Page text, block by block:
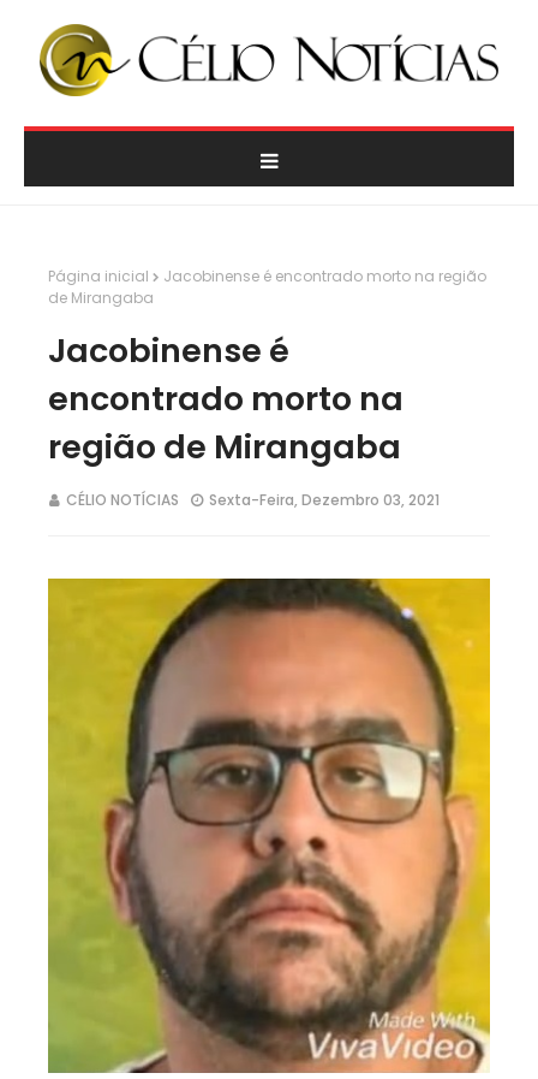
Página inicial
Jacobinense é encontrado morto na região
de Mirangaba
Jacobinense é
encontrado morto na
região de Mirangaba
CÉLIO NOTÍCIAS Sexta-Feira, Dezembro 03, 2021